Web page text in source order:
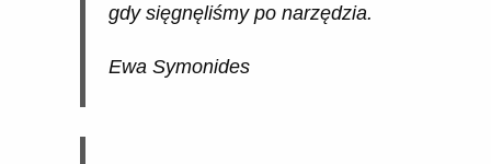
gdy sięgnęliśmy po narzędzia.
Ewa Symonides